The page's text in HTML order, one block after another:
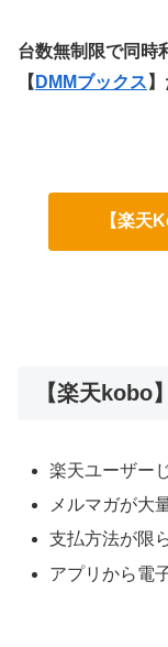
台数無制限で同時
【 DMMブックス
【楽天
【楽天kobo
楽天ユーザー
メルマガが大
支払方法が限
アプリから電